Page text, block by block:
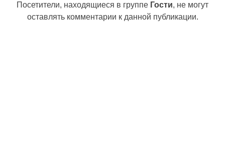
Посетители, находящиеся в группе Гости, не могут
оставлять комментарии к данной публикации.